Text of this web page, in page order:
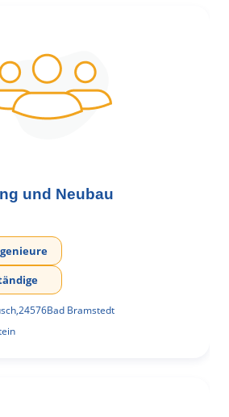
und Neubau
,24576Bad Bramstedt